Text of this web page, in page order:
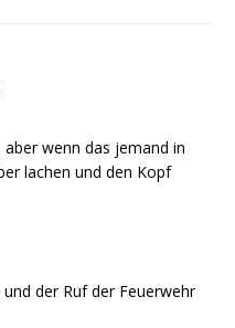
wenn das jemand in
lachen und den Kopf
der Ruf der Feuerwehr